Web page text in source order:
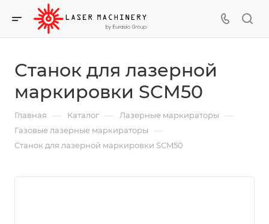
Станок для лазерной
маркировки SCM50
Главная — Каталог — Лазерные маркираторы —
Газовые лазерные маркираторы —
Станок для лазерной маркировки SCM50